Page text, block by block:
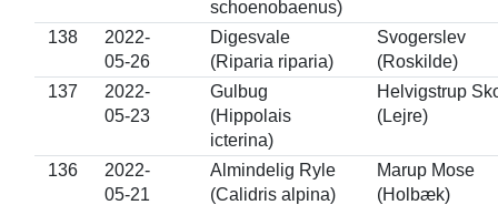
schoenobaenus)
138
2022-
05-26
Digesvale
(Riparia riparia)
Svogerslev
(Roskilde)
137
2022-
05-23
Gulbug
(Hippolais
icterina)
Helvigstrup
(Lejre)
136
2022-
05-21
Almindelig Ryle
(Calidris alpina)
Marup Mose
(Holbæk)